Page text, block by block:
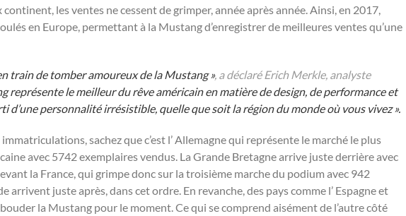
les ventes ne cessent de grimper, année après année. Ainsi, en 2017,
en Europe, permettant à la Mustang d’enregistrer de meilleures ventes qu’une
train de tomber amoureux de la Mustang », a déclaré Erich Merkle, analyste
représente le meilleur du rêve américain en matière de design, de performance et
d’une personnalité irrésistible, quelle que soit la région du monde où vous vivez ».
sachez que c’est l’ Allemagne qui représente le marché le plus
avec 5742 exemplaires vendus. La Grande Bretagne arrive juste derrière avec
la France, qui grimpe donc sur la troisième marche du podium avec 942
arrivent juste après, dans cet ordre. En revanche, des pays comme l’ Espagne et
la Mustang pour le moment. Ce qui se comprend aisément de l’autre côté